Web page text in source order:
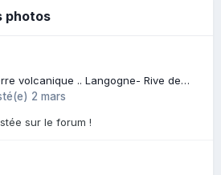
photos
volcanique .. Langogne- Rive de
2 mars
sur le forum !